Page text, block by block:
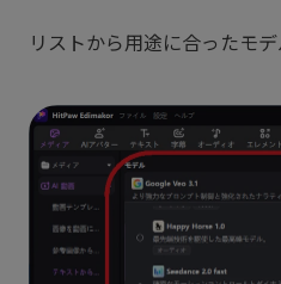
リストから用途に合ったモ